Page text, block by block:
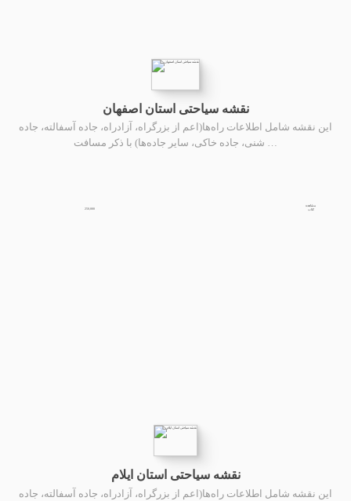
نقشه سیاحتی استان اصفهان
این نقشه شامل اطلاعات راه‌ها(اعم از بزرگراه، آزادراه، جاده آسفالته، جاده
شنی، جاده خاکی، سایر جاده‌ها) با ذکر مسافت …
250,000
مشاهده
کتاب
نقشه سیاحتی استان ایلام
این نقشه شامل اطلاعات راه‌ها(اعم از بزرگراه، آزادراه، جاده آسفالته، جاده